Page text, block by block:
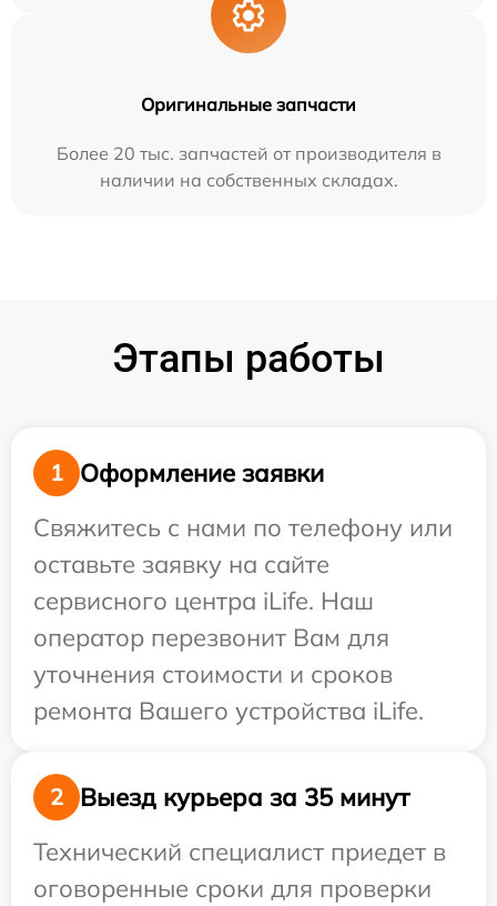
Оригинальные запчасти
Более 20 тыс. запчастей от производителя в
наличии на собственных складах.
Этапы работы
1
Оформление заявки
Свяжитесь с нами по телефону или
оставьте заявку на сайте
сервисного центра iLife. Наш
оператор перезвонит Вам для
уточнения стоимости и сроков
ремонта Вашего устройства iLife.
2
Выезд курьера за 35 минут
Технический специалист приедет в
оговоренные сроки для проверки